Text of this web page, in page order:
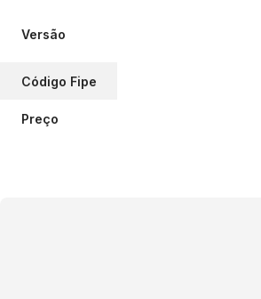
Versão
Código Fipe
Preço